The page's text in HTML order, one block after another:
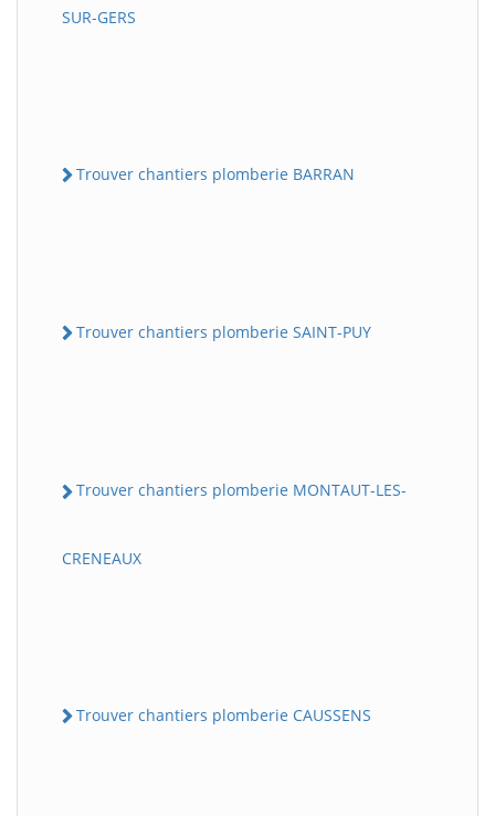
SUR-GERS
Trouver chantiers plomberie BARRAN
Trouver chantiers plomberie SAINT-PUY
Trouver chantiers plomberie MONTAUT-LES-
CRENEAUX
Trouver chantiers plomberie CAUSSENS